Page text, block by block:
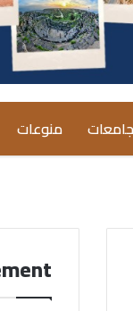
منوعات